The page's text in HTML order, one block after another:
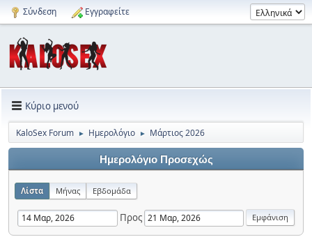
Σύνδεση Εγγραφείτε
Κύριο μενού
KaloSex Forum ► Ημερολόγιο ► Μάρτιος 2026
Ημερολόγιο Προσεχώς
Λίστα Μήνας Εβδομάδα
Προς